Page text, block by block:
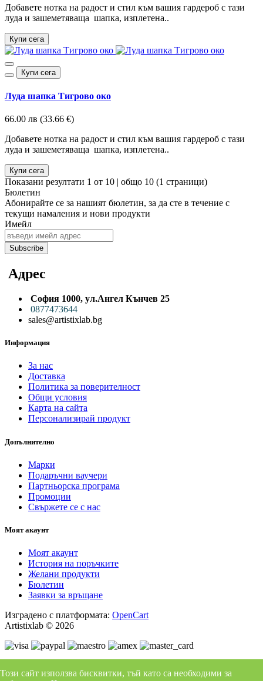
Добавете нотка на радост и стил към вашия гардероб с тази
луда и зашеметяваща шапка, изплетена..
Купи сега
Купи сега
Луда шапка Тигрово око
66.00 лв (33.66 €)
Добавете нотка на радост и стил към вашия гардероб с тази
луда и зашеметяваща шапка, изплетена..
Купи сега
Показани резултати 1 от 10 | общо 10 (1 страници)
Бюлетин
Абонирайте се за нашият бюлетин, за да сте в течение с
тeкущи намаления и нови продукти
Имейл
Subscribe
Адрес
София 1000, ул.Ангел Кънчев 25
0877473644
sales@artistixlab.bg
Информация
За нас
Доставка
Политика за поверителност
Общи условия
Карта на сайта
Персонализирай продукт
Допълнително
Марки
Подаръчни ваучери
Партньорска програма
Промоции
Свържете се с нас
Моят акаунт
Моят акаунт
История на поръчките
Желани продукти
Бюлетин
Заявки за връщане
Изградено с платформата: OpenCart
Artistixlab © 2026
Този сайт използва бисквитки, тъй като са необходими за